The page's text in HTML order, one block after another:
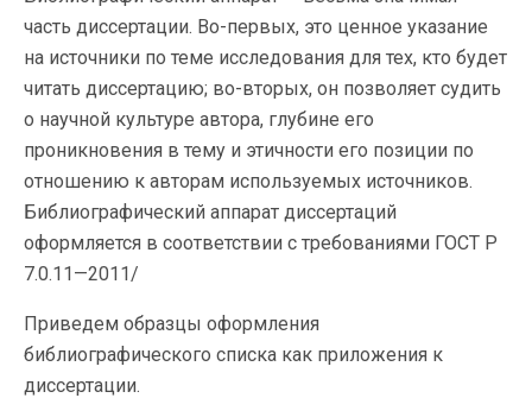
часть диссертации. Во-первых, это ценное указание
на источники по теме исследования для тех, кто будет
читать диссертацию; во-вторых, он позволяет судить
о научной культуре автора, глубине его
проникновения в тему и этичности его позиции по
отношению к авторам используемых источников.
Библиографический аппарат диссертаций
оформляется в соответствии с требованиями ГОСТ P
7.0.11—2011/
Приведем образцы оформления
библиографического списка как приложения к
диссертации.